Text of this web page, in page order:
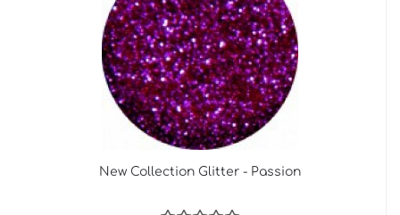
New Collection Glitter - Passion